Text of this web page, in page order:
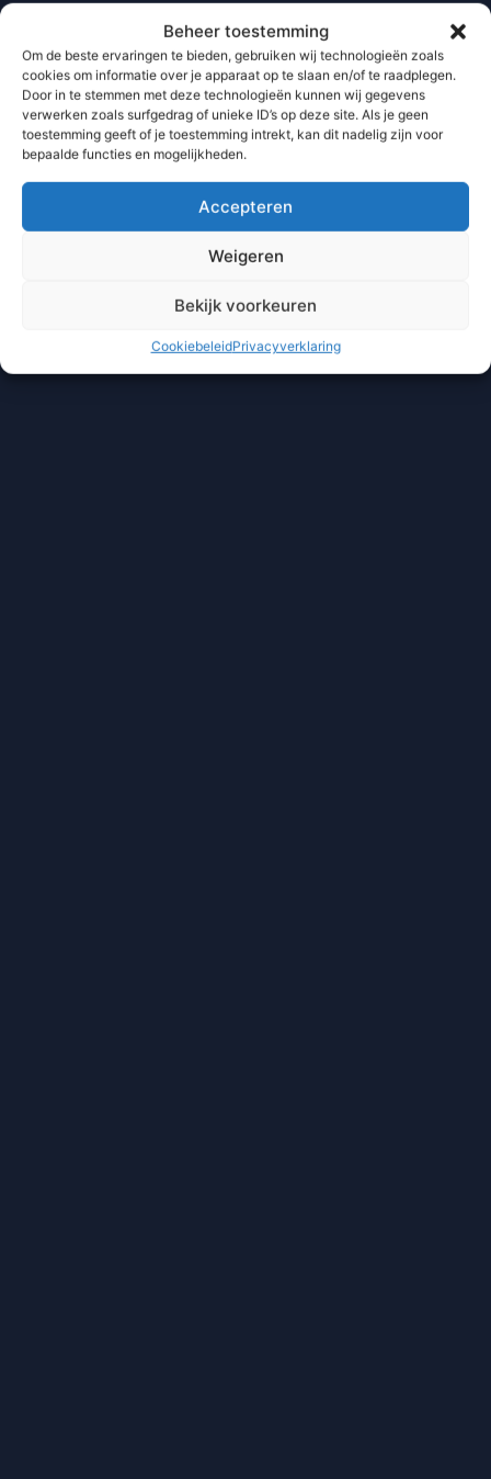
Beheer toestemming
Om de beste ervaringen te bieden, gebruiken wij technologieën zoals
cookies om informatie over je apparaat op te slaan en/of te raadplegen.
Door in te stemmen met deze technologieën kunnen wij gegevens
verwerken zoals surfgedrag of unieke ID’s op deze site. Als je geen
toestemming geeft of je toestemming intrekt, kan dit nadelig zijn voor
bepaalde functies en mogelijkheden.
Accepteren
Weigeren
Bekijk voorkeuren
CookiebeleidPrivacyverklaring